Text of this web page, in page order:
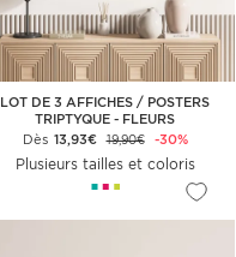
LOT DE 3 AFFICHES / POSTERS
TRIPTYQUE - FLEURS
Dès 13,93€ 19,90€ -30%
Plusieurs tailles et coloris